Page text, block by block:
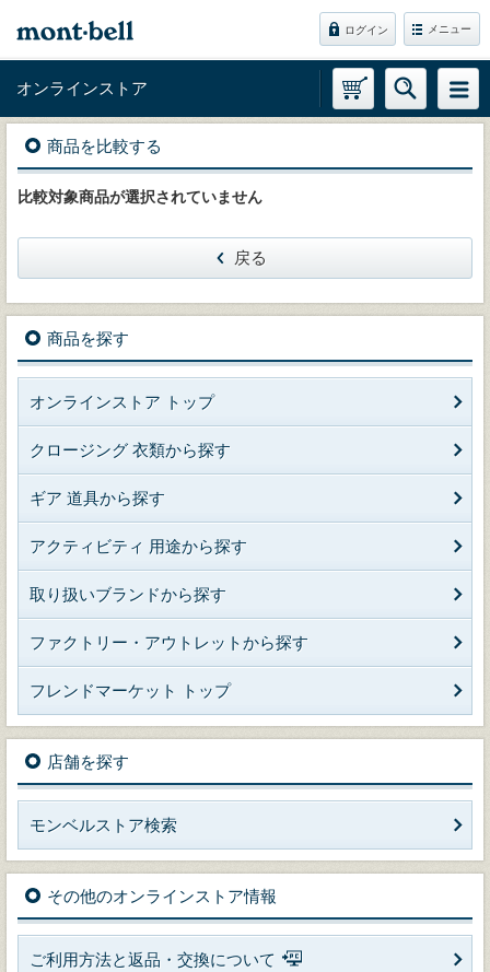
ログイン メニュー
オンラインストア
商品を比較する
比較対象商品が選択されていません
戻る
商品を探す
オンラインストア トップ
クロージング 衣類から探す
ギア 道具から探す
アクティビティ 用途から探す
取り扱いブランドから探す
ファクトリー・アウトレットから探す
フレンドマーケット トップ
店舗を探す
モンベルストア検索
その他のオンラインストア情報
ご利用方法と返品・交換について